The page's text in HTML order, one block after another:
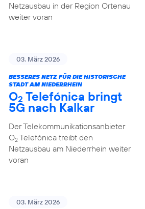
Netzausbau in der Region Ortenau
weiter voran
03. März 2026
BESSERES NETZ FÜR DIE HISTORISCHE
STADT AM NIEDERRHEIN
O2 Telefónica bringt
5G nach Kalkar
Der Telekommunikationsanbieter
O2Telefónica treibt den
Netzausbau am Niederrhein weiter
voran
03. März 2026